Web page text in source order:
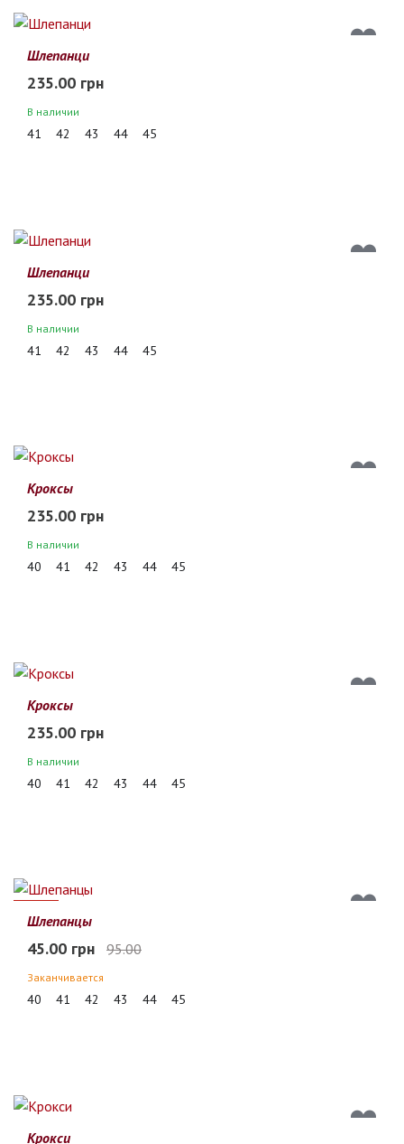
Шлепанци
235.00 грн
В наличии
41 42 43 44 45
Шлепанци
235.00 грн
В наличии
41 42 43 44 45
Кроксы
235.00 грн
В наличии
40 41 42 43 44 45
Кроксы
235.00 грн
В наличии
40 41 42 43 44 45
53%
Шлепанцы
45.00 грн 95.00
Заканчивается
40 41 42 43 44 45
Крокси